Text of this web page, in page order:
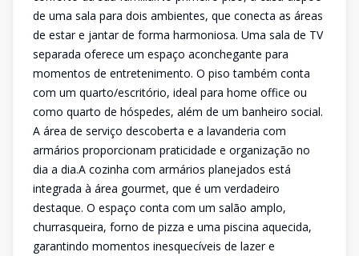
de uma sala para dois ambientes, que conecta as áreas
de estar e jantar de forma harmoniosa. Uma sala de TV
separada oferece um espaço aconchegante para
momentos de entretenimento. O piso também conta
com um quarto/escritório, ideal para home office ou
como quarto de hóspedes, além de um banheiro social.
A área de serviço descoberta e a lavanderia com
armários proporcionam praticidade e organização no
dia a dia.A cozinha com armários planejados está
integrada à área gourmet, que é um verdadeiro
destaque. O espaço conta com um salão amplo,
churrasqueira, forno de pizza e uma piscina aquecida,
garantindo momentos inesquecíveis de lazer e